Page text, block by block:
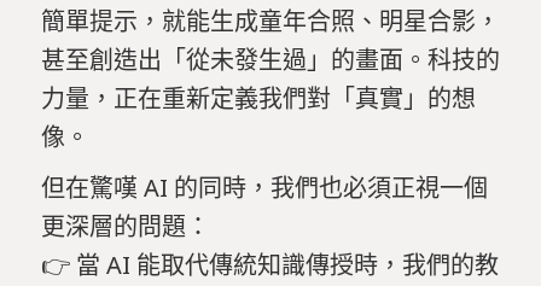
簡單提示，就能生成童年合照、明星合影，
甚至創造出「從未發生過」的畫面。科技的
力量，正在重新定義我們對「真實」的想
像。
但在驚嘆 AI 的同時，我們也必須正視一個
更深層的問題：
👉 當 AI 能取代傳統知識傳授時，我們的教